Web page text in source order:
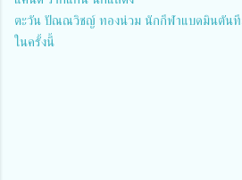
ตะวัน ปัณณวิชญ์ ทองน่วม นักกีฬาแบดมินตันที
ในครั้งนี้